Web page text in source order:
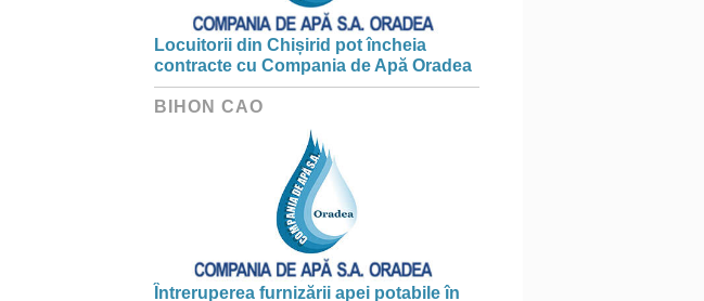
Locuitorii din Chișirid pot încheia
contracte cu Compania de Apă Oradea
BIHON CAO
Întreruperea furnizării apei potabile în